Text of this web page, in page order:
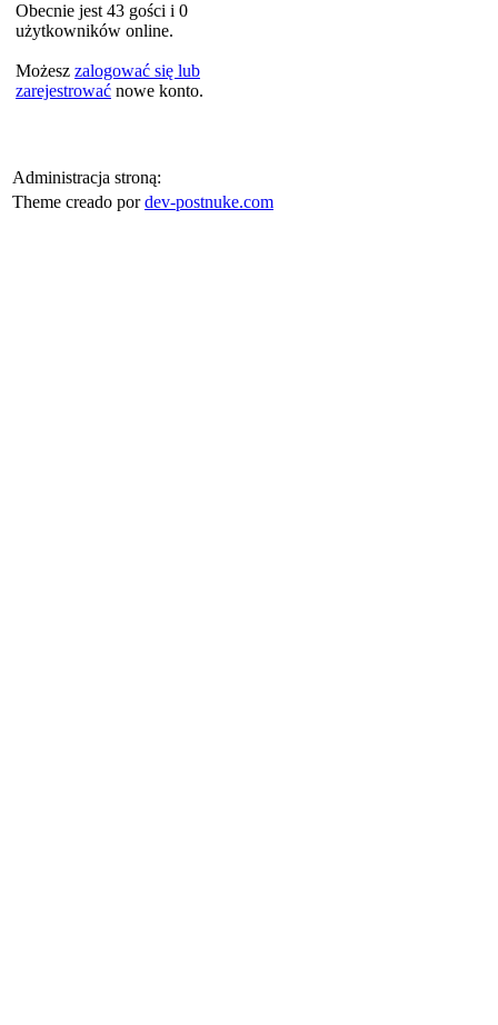
Obecnie jest 43 gości i 0
użytkowników online.
Możesz zalogować się lub
zarejestrować nowe konto.
Administracja stroną:
Theme creado pordev-postnuke.com